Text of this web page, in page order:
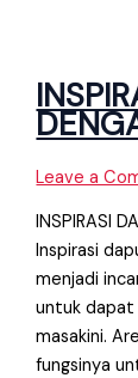
Leave a
INSPIRASI
Inspirasi
menjadi
untuk dapat
masakini.
fungsinya